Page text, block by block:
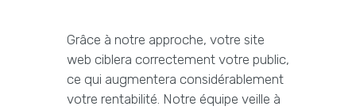
Grâce à notre approche, votre site
web ciblera correctement votre public,
ce qui augmentera considérablement
votre rentabilité. Notre équipe veille à